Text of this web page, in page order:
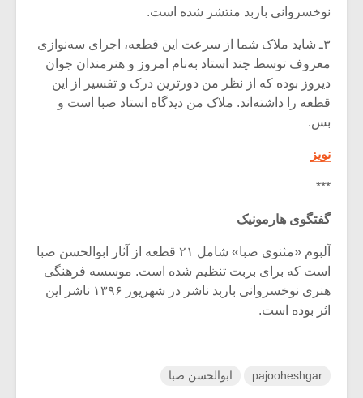
نوخسروانی باربد منتشر شده است.
۳ـ شاید ملاک شما از سرعت این قطعه، اجرای سه‌نوازی
معروف توسط چند استاد به‌نام امروز و هنرمندان جوان
دیروز بوده که از نظر من دورترین درک و تفسیر از این
قطعه را داشته‌اند. ملاک من دیدگاه استاد صبا است و
بس.
نویز
***
گفتگوی هارمونیک
آلبوم «مثنوی صبا» شامل ۲۱ قطعه از آثار ابوالحسن صبا
است که برای بربت تنظیم شده است. موسسه فرهنگی
هنری نوخسروانی باربد ناشر در شهریور ۱۳۹۶ ناشر این
اثر بوده است.
pajooheshgar ابوالحسن صبا